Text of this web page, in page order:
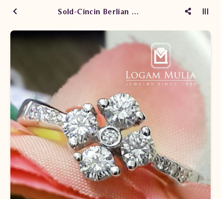
Sold-Cincin Berlian Wanita SW226F012.R2 ssND